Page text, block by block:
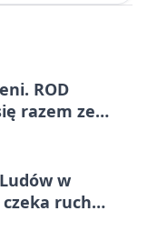
ROD
razem ze
w
ruch